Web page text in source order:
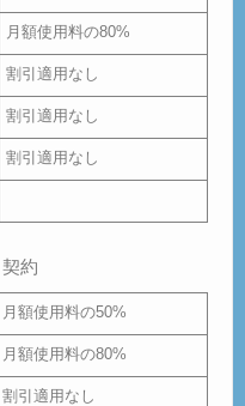
月額使用料の80%
割引適用なし
割引適用なし
割引適用なし
約
月額使用料の50%
月額使用料の80%
割引適用なし